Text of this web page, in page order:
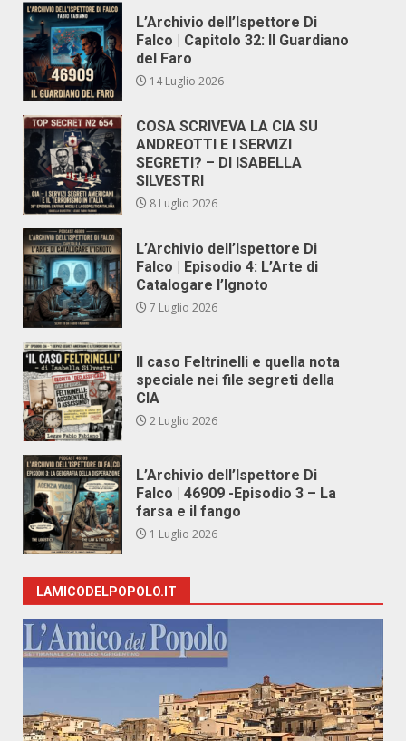
L’Archivio dell’Ispettore Di
Falco | Capitolo 32: Il Guardiano
del Faro
14 Luglio 2026
COSA SCRIVEVA LA CIA SU
ANDREOTTI E I SERVIZI
SEGRETI? – DI ISABELLA
SILVESTRI
8 Luglio 2026
L’Archivio dell’Ispettore Di
Falco | Episodio 4: L’Arte di
Catalogare l’Ignoto
7 Luglio 2026
Il caso Feltrinelli e quella nota
speciale nei file segreti della
CIA
2 Luglio 2026
L’Archivio dell’Ispettore Di
Falco | 46909 -Episodio 3 – La
farsa e il fango
1 Luglio 2026
LAMICODELPOPOLO.IT